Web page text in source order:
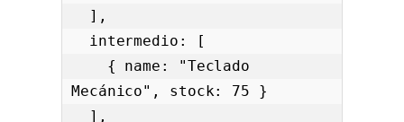
Mecánico", stock: 75 }